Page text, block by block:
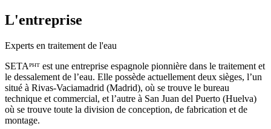
L'entreprise
Experts en traitement de l'eau
SETAᴾᴴᵀ est une entreprise espagnole pionnière dans le traitement et
le dessalement de l’eau. Elle possède actuellement deux sièges, l’un
situé à Rivas-Vaciamadrid (Madrid), où se trouve le bureau
technique et commercial, et l’autre à San Juan del Puerto (Huelva)
où se trouve toute la division de conception, de fabrication et de
montage.